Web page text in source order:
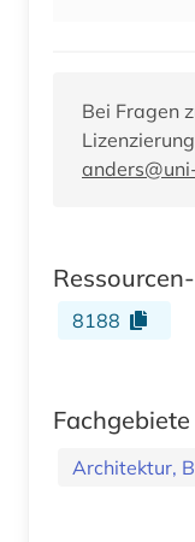
Bei Fragen
8188
Fachgebiete
Architektur,